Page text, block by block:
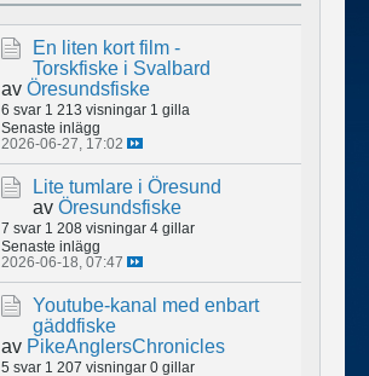
En liten kort film -
Torskfiske i Svalbard
av Öresundsfiske
6 svar 1 213 visningar 1 gilla
Senaste inlägg
2026-06-27, 17:02
Lite tumlare i Öresund
av Öresundsfiske
7 svar 1 208 visningar 4 gillar
Senaste inlägg
2026-06-18, 07:47
Youtube-kanal med enbart
gäddfiske
av PikeAnglersChronicles
5 svar 1 207 visningar 0 gillar